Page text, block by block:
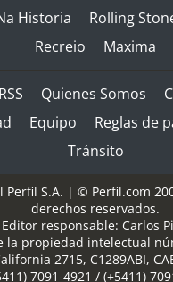
Historia
Rolling
Recreio
Maxima
Quienes Somos
Equipo
Reglas de
Tránsito
Perfil S.A. | © Perfil.com
derechos reservados.
Editor responsable: Carlos
la propiedad intelectual
2715, C1289ABI,
7091-4921 / (+5411)